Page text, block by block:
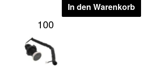
In den Warenkorb
100